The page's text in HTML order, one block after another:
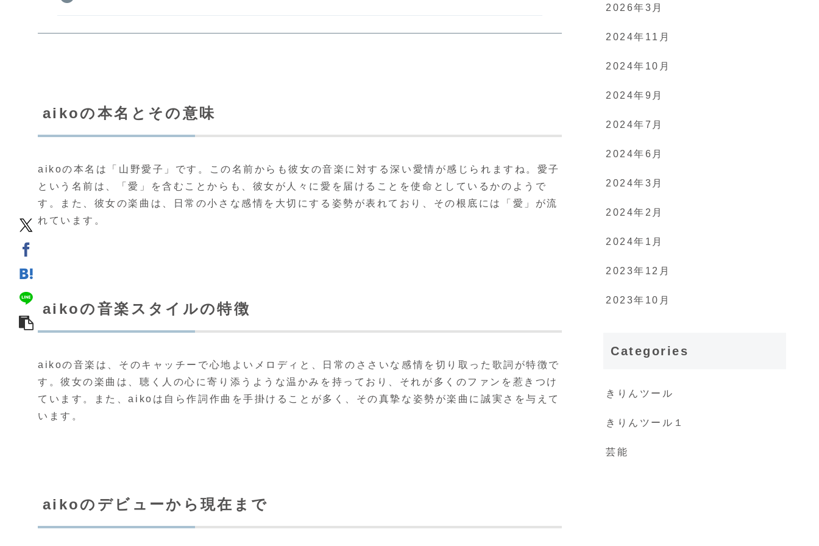
aikoの本名とその意味
aikoの本名は「山野愛子」です。この名前からも彼女の音楽に対する深い愛情が感じられますね。愛子
という名前は、「愛」を含むことからも、彼女が人々に愛を届けることを使命としているかのようで
す。また、彼女の楽曲は、日常の小さな感情を大切にする姿勢が表れており、その根底には「愛」が流
れています。
aikoの音楽スタイルの特徴
aikoの音楽は、そのキャッチーで心地よいメロディと、日常のささいな感情を切り取った歌詞が特徴で
す。彼女の楽曲は、聴く人の心に寄り添うような温かみを持っており、それが多くのファンを惹きつけ
ています。また、aikoは自ら作詞作曲を手掛けることが多く、その真摯な姿勢が楽曲に誠実さを与えて
います。
aikoのデビューから現在まで
2026年3月
2024年11月
2024年10月
2024年9月
2024年7月
2024年6月
2024年3月
2024年2月
2024年1月
2023年12月
2023年10月
Categories
きりんツール
きりんツール１
芸能